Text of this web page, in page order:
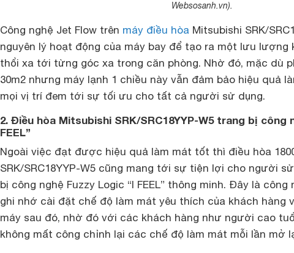
Websosanh.vn).
Công nghệ Jet Flow trên máy điều hòa Mitsubishi SRK/
nguyên lý hoạt động của máy bay để tạo ra một lưu lượng
thổi xa tới từng góc xa trong căn phòng. Nhờ đó, mặc dù
30m2 nhưng máy lạnh 1 chiều này vẫn đảm bảo hiệu quả
mọi vị trí đem tới sự tối ưu cho tất cả người sử dụng.
2. Điều hòa Mitsubishi SRK/SRC18YYP-W5 trang bị công
FEEL”
Ngoài việc đạt được hiệu quả làm mát tốt thì điều hòa
SRK/SRC18YYP-W5 cũng mang tới sự tiện lợi cho người
bị công nghệ Fuzzy Logic “I FEEL” thông minh. Đây là
ghi nhớ cài đặt chế độ làm mát yêu thích của khách hàng
máy sau đó, nhờ đó với các khách hàng như người cao
không mất công chỉnh lại các chế độ làm mát mỗi lần mở